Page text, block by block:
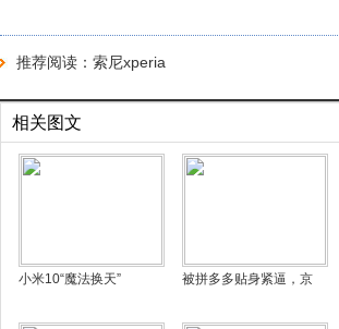
推荐阅读： 索尼xperia
相关图文
小米10“魔法换天” 被拼多多贴身紧逼，京